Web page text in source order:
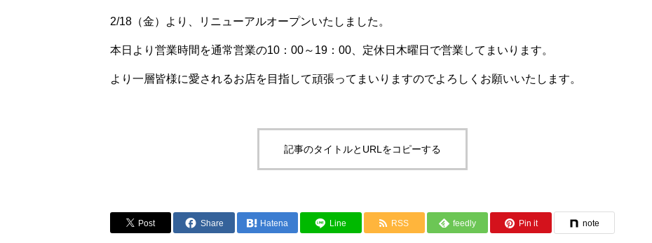
2/18（金）より、リニューアルオープンいたしました。
本日より営業時間を通常営業の10：00～19：00、定休日木曜日で営業してまいります。
より一層皆様に愛されるお店を目指して頑張ってまいりますのでよろしくお願いいたします。
記事のタイトルとURLをコピーする
Post Share Hatena Line RSS feedly Pin it note